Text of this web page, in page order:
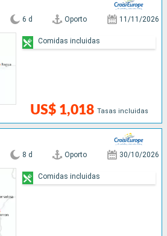
6 d Oporto 11/11/2026
US$ 1,018 Tasas incluidas
Comidas incluidas
8 d Oporto 30/10/2026
Comidas incluidas